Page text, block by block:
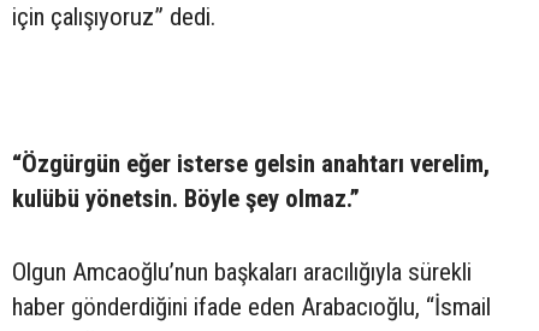
için çalışıyoruz” dedi.
“Özgürgün eğer isterse gelsin anahtarı verelim,
kulübü yönetsin. Böyle şey olmaz.”
Olgun Amcaoğlu’nun başkaları aracılığıyla sürekli
haber gönderdiğini ifade eden Arabacıoğlu, “İsmail